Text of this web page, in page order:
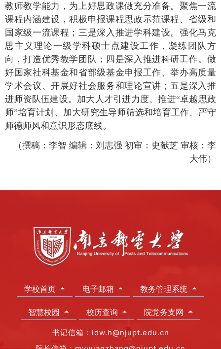
教师教学能力，为上好思政课做充分准备。聚焦一流
课程内涵建设，积极申报课程思政示范课程、省级和
国家级一流课程；三是深入推进学科建设。强化马克
思主义理论一级学科硕士点建设工作， 凝练团队方
向 ，打造优秀教学团队 ； 四是深入推进科研工作。做
好国家社科基金和省部级基金申报工作、举办高质量
学术会议 、开展好社会服务和理论宣讲 ； 五是深入推
进师资队伍建设。加大人才引进力度、推进“卓越思政
师”培育计划、加大研究生导师筛选和培育工作、 严守
师德师风和意识形态底线。
（撰稿：李智 编辑：刘志强 初审：史献芝 审核：李
大伟）
学校首页 电子邮箱 教务管理系统
智慧校园 校历查询 院党务支网
书记信箱：ldw.h@njupt.edu.cn